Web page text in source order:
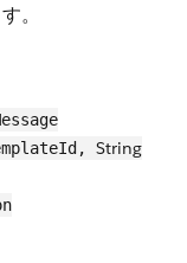
。
String